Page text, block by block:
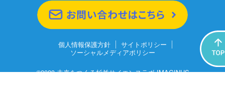
個人情報保護方針
サイトポリシー
ソーシャルメディアポリシー
©2023 未来をつくる杉並サイエンスラボ IMAGINUS